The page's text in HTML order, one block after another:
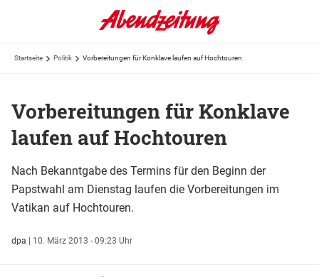
Startseite Politik Vorbereitungen für Konklave laufen auf Hochtouren
Vorbereitungen für Konklave
laufen auf Hochtouren
Nach Bekanntgabe des Termins für den Beginn der
Papstwahl am Dienstag laufen die Vorbereitungen im
Vatikan auf Hochtouren.
dpa | 10. März 2013 - 09:23 Uhr